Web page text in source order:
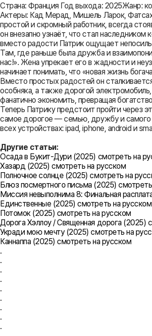
Страна: Франция Год выхода: 2025Жанр:
Актеры: Кад Мерад, Мишель Ларок,
простой и скромный работник, всегда
он внезапно узнаёт, что стал
вместо радости Патрик ощущает
Там, где раньше была дружба и
нас!». Жена упрекает его в жадности и
начинает понимать, что «новая жизнь
Вместо простых радостей он
особняка, а также дорогой
фанатично экономить, превращая
Теперь Патрику предстоит пройти через
самое дорогое — семью, дружбу и самого
всех устройствах: ipad, iphone, android и
Другие статьи:
Осада в Букит-Дури (2025) смотреть на
Хазард (2025) смотреть на русском
Полночное солнце (2025) смотреть на
Блюз посмертного письма (2025)
Миссия невыполнима 8: Финальная
Единственные (2025) смотреть на русском
Потомок (2025) смотреть на русском
Дорога Хэллоу / Священная дорога (2025)
Укради мою мечту (2025) смотреть на
Каннаппа (2025) смотреть на русском
.
.
.
.
.
.
.
.
.